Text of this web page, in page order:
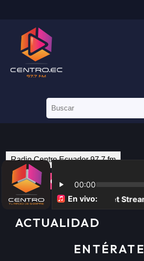
Radio Centro Ecuador 97.7 fm
¡Tu radio de siempre!
ACTUALIDAD
ENTÉRATE